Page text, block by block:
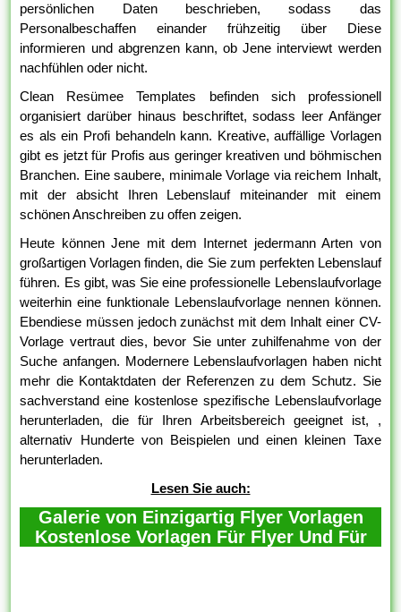
persönlichen Daten beschrieben, sodass das
Personalbeschaffen einander frühzeitig über Diese
informieren und abgrenzen kann, ob Jene interviewt werden
nachfühlen oder nicht.
Clean Resümee Templates befinden sich professionell
organisiert darüber hinaus beschriftet, sodass leer Anfänger
es als ein Profi behandeln kann. Kreative, auffällige Vorlagen
gibt es jetzt für Profis aus geringer kreativen und böhmischen
Branchen. Eine saubere, minimale Vorlage via reichem Inhalt,
mit der absicht Ihren Lebenslauf miteinander mit einem
schönen Anschreiben zu offen zeigen.
Heute können Jene mit dem Internet jedermann Arten von
großartigen Vorlagen finden, die Sie zum perfekten Lebenslauf
führen. Es gibt, was Sie eine professionelle Lebenslaufvorlage
weiterhin eine funktionale Lebenslaufvorlage nennen können.
Ebendiese müssen jedoch zunächst mit dem Inhalt einer CV-
Vorlage vertraut dies, bevor Sie unter zuhilfenahme von der
Suche anfangen. Modernere Lebenslaufvorlagen haben nicht
mehr die Kontaktdaten der Referenzen zu dem Schutz. Sie
sachverstand eine kostenlose spezifische Lebenslaufvorlage
herunterladen, die für Ihren Arbeitsbereich geeignet ist, ,
alternativ Hunderte von Beispielen und einen kleinen Taxe
herunterladen.
Lesen Sie auch:
Galerie von Einzigartig Flyer Vorlagen
Kostenlose Vorlagen Für Flyer Und Für